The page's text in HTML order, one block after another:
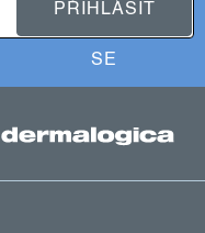
PŘIHLÁSIT
SE